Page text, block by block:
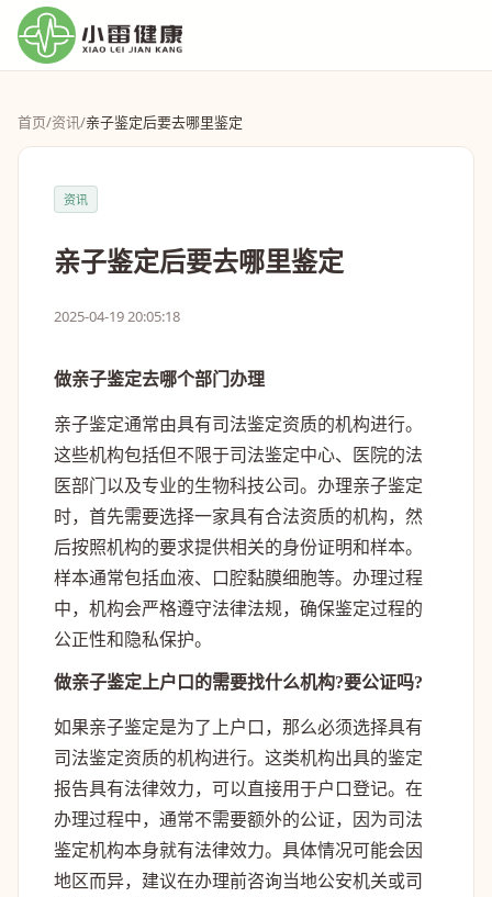
首页/资讯/亲子鉴定后要去哪里鉴定
资讯
亲子鉴定后要去哪里鉴定
2025-04-19 20:05:18
做亲子鉴定去哪个部门办理
亲子鉴定通常由具有司法鉴定资质的机构进行。
这些机构包括但不限于司法鉴定中心、医院的法
医部门以及专业的生物科技公司。办理亲子鉴定
时，首先需要选择一家具有合法资质的机构，然
后按照机构的要求提供相关的身份证明和样本。
样本通常包括血液、口腔黏膜细胞等。办理过程
中，机构会严格遵守法律法规，确保鉴定过程的
公正性和隐私保护。
做亲子鉴定上户口的需要找什么机构?要公证吗?
如果亲子鉴定是为了上户口，那么必须选择具有
司法鉴定资质的机构进行。这类机构出具的鉴定
报告具有法律效力，可以直接用于户口登记。在
办理过程中，通常不需要额外的公证，因为司法
鉴定机构本身就有法律效力。具体情况可能会因
地区而异，建议在办理前咨询当地公安机关或司